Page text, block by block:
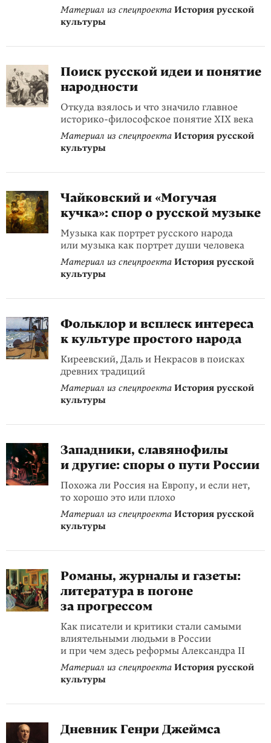
Материал из спецпроекта История русской
культуры
Поиск русской идеи и понятие
народности
Откуда взялось и что значило главное
историко-философское понятие XIX века
Материал из спецпроекта История русской
культуры
Чайковский и «Могучая
кучка»: спор о русской музыке
Музыка как портрет русского народа
или музыка как портрет души человека
Материал из спецпроекта История русской
культуры
Фольклор и всплеск интереса
к культуре простого народа
Киреевский, Даль и Некрасов в поисках
древних традиций
Материал из спецпроекта История русской
культуры
Западники, славянофилы
и другие: споры о пути России
Похожа ли Россия на Европу, и если нет,
то хорошо это или плохо
Материал из спецпроекта История русской
культуры
Романы, журналы и газеты:
литература в погоне
за прогрессом
Как писатели и критики стали самыми
влиятельными людьми в России
и при чем здесь реформы Александра II
Материал из спецпроекта История русской
культуры
Дневник Генри Джеймса